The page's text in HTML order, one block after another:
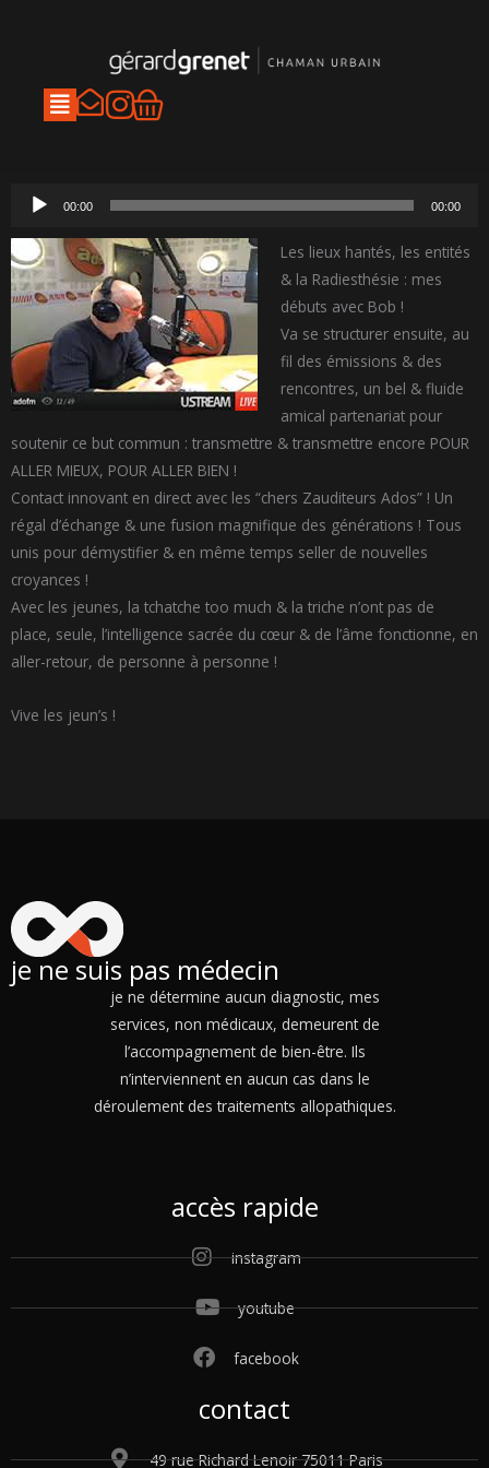
I
n
t
a
g
r
a
m
Panier
Lecteur
00:00 00:00
Les lieux hantés, les entités
& la Radiesthésie : mes
débuts avec Bob !
Va se structurer ensuite, au
fil des émissions & des
rencontres, un bel & fluide
amical partenariat pour
soutenir ce but commun : transmettre & transmettre encore POUR
ALLER MIEUX, POUR ALLER BIEN !
Contact innovant en direct avec les “chers Zauditeurs Ados” ! Un
régal d’échange & une fusion magnifique des générations ! Tous
unis pour démystifier & en même temps seller de nouvelles
croyances !
Avec les jeunes, la tchatche too much & la triche n’ont pas de
place, seule, l’intelligence sacrée du cœur & de l’âme fonctionne, en
aller-retour, de personne à personne !
Vive les jeun’s !
je ne suis pas médecin
je ne détermine aucun diagnostic, mes
services, non médicaux, demeurent de
l’accompagnement de bien-être. Ils
n’interviennent en aucun cas dans le
déroulement des traitements allopathiques.
accès rapide
instagram
youtube
facebook
contact
49 rue Richard Lenoir 75011 Paris